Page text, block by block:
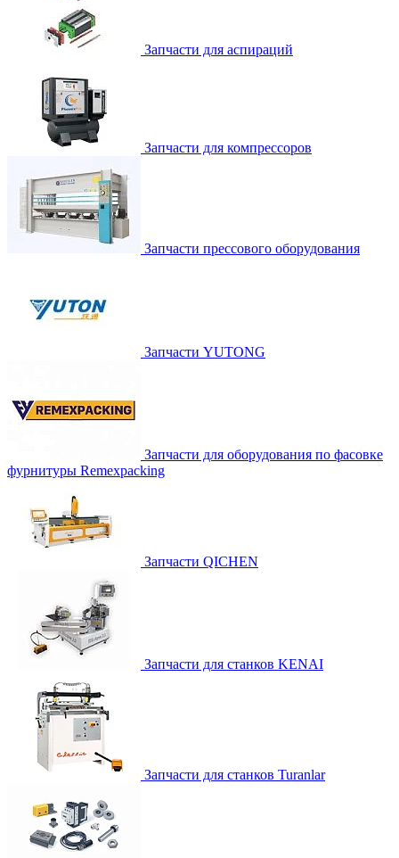
Запчасти для аспираций
Запчасти для компрессоров
Запчасти прессового оборудования
Запчасти YUTONG
Запчасти для оборудования по фасовке
фурнитуры Remexpacking
Запчасти QICHEN
Запчасти для станков KENAI
Запчасти для станков Turanlar